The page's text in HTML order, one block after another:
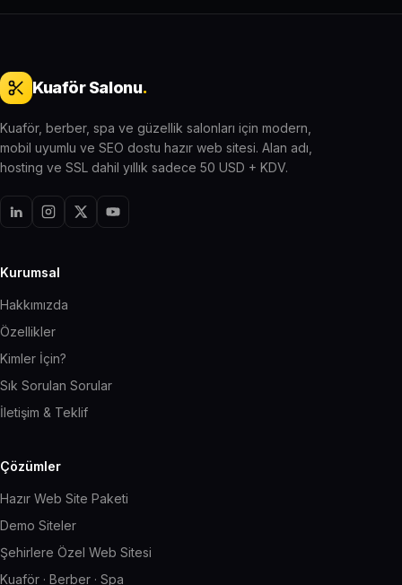
Kuaför Salonu.
Kuaför, berber, spa ve güzellik salonları için modern,
mobil uyumlu ve SEO dostu hazır web sitesi. Alan adı,
hosting ve SSL dahil yıllık sadece 50 USD + KDV.
Kurumsal
Hakkımızda
Özellikler
Kimler İçin?
Sık Sorulan Sorular
İletişim & Teklif
Çözümler
Hazır Web Site Paketi
Demo Siteler
Şehirlere Özel Web Sitesi
Kuaför · Berber · Spa